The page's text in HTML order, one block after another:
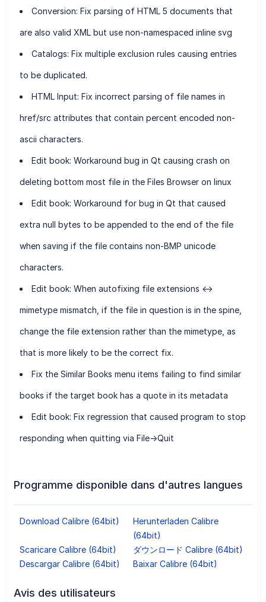
Conversion: Fix parsing of HTML 5 documents that
are also valid XML but use non-namespaced inline svg
Catalogs: Fix multiple exclusion rules causing entries
to be duplicated.
HTML Input: Fix incorrect parsing of file names in
href/src attributes that contain percent encoded non-
ascii characters.
Edit book: Workaround bug in Qt causing crash on
deleting bottom most file in the Files Browser on linux
Edit book: Workaround for bug in Qt that caused
extra null bytes to be appended to the end of the file
when saving if the file contains non-BMP unicode
characters.
Edit book: When autofixing file extensions <->
mimetype mismatch, if the file in question is in the spine,
change the file extension rather than the mimetype, as
that is more likely to be the correct fix.
Fix the Similar Books menu items failing to find similar
books if the target book has a quote in its metadata
Edit book: Fix regression that caused program to stop
responding when quitting via File->Quit
Programme disponible dans d'autres langues
Download Calibre (64bit)
Herunterladen Calibre
(64bit)
Scaricare Calibre (64bit)
ダウンロード Calibre (64bit)
Descargar Calibre (64bit)
Baixar Calibre (64bit)
Avis des utilisateurs